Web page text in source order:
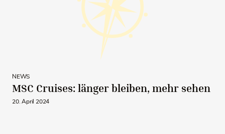
NEWS
MSC Cruises: länger bleiben, mehr sehen
20. April 2024